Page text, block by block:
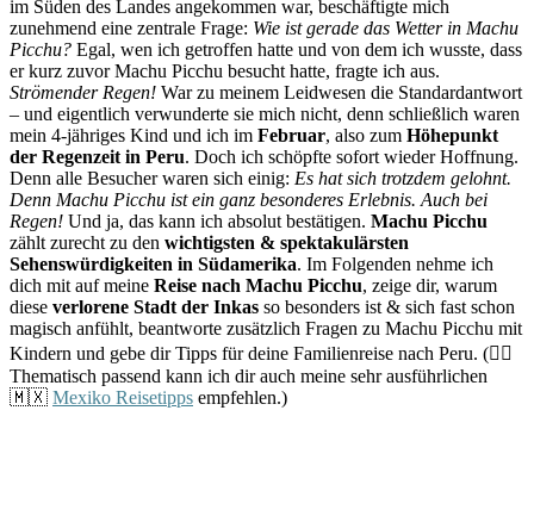
im Süden des Landes angekommen war, beschäftigte mich
zunehmend eine zentrale Frage: Wie ist gerade das Wetter in Machu
Picchu? Egal, wen ich getroffen hatte und von dem ich wusste, dass
er kurz zuvor Machu Picchu besucht hatte, fragte ich aus.
Strömender Regen! War zu meinem Leidwesen die Standardantwort
– und eigentlich verwunderte sie mich nicht, denn schließlich waren
mein 4-jähriges Kind und ich im Februar, also zum Höhepunkt
der Regenzeit in Peru. Doch ich schöpfte sofort wieder Hoffnung.
Denn alle Besucher waren sich einig: Es hat sich trotzdem gelohnt.
Denn Machu Picchu ist ein ganz besonderes Erlebnis. Auch bei
Regen! Und ja, das kann ich absolut bestätigen. Machu Picchu
zählt zurecht zu den wichtigsten & spektakulärsten
Sehenswürdigkeiten in Südamerika. Im Folgenden nehme ich
dich mit auf meine Reise nach Machu Picchu, zeige dir, warum
diese verlorene Stadt der Inkas so besonders ist & sich fast schon
magisch anfühlt, beantworte zusätzlich Fragen zu Machu Picchu mit
Kindern und gebe dir Tipps für deine Familienreise nach Peru. (👉🏻
Thematisch passend kann ich dir auch meine sehr ausführlichen
🇲🇽 Mexiko Reisetipps empfehlen.)